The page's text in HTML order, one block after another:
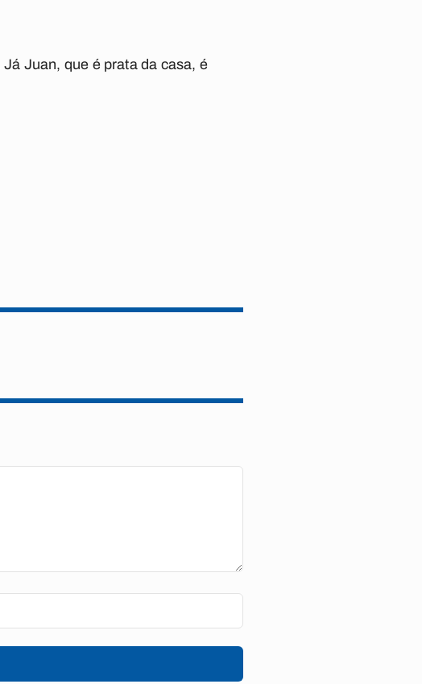
Juan, que é prata da casa, é